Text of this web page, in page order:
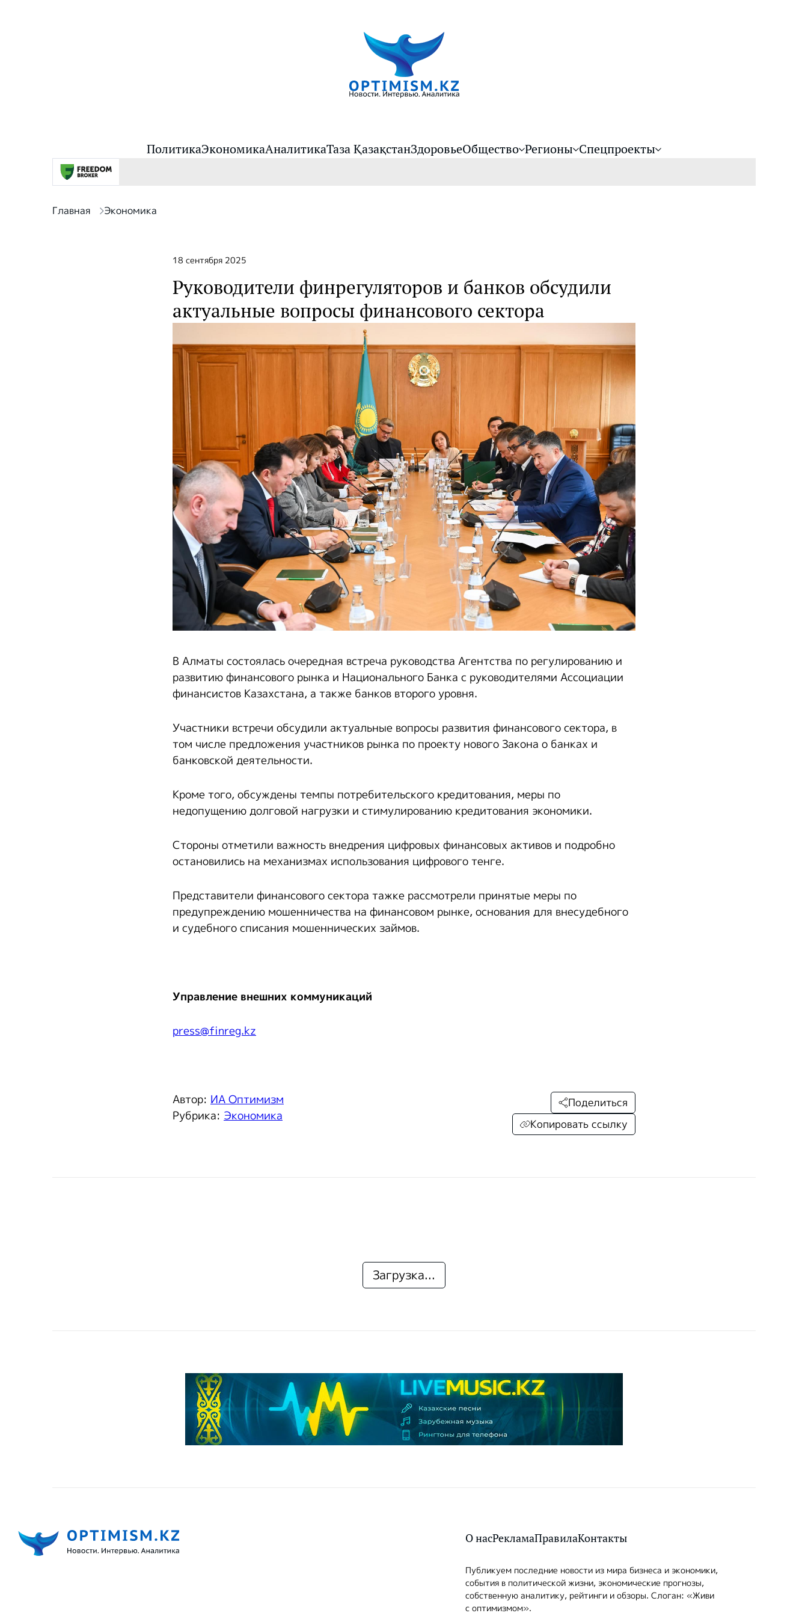
ПолитикаЭкономикаАналитикаТаза ҚазақстанЗдоровьеОбщество Регионы Спецпроекты
Главная Экономика
18 сентября 2025
Руководители финрегуляторов и банков обсудили
актуальные вопросы финансового сектора
В Алматы состоялась очередная встреча руководства Агентства по регулированию и
развитию финансового рынка и Национального Банка с руководителями Ассоциации
финансистов Казахстана, а также банков второго уровня.
Участники встречи обсудили актуальные вопросы развития финансового сектора, в
том числе предложения участников рынка по проекту нового Закона о банках и
банковской деятельности.
Кроме того, обсуждены темпы потребительского кредитования, меры по
недопущению долговой нагрузки и стимулированию кредитования экономики.
Стороны отметили важность внедрения цифровых финансовых активов и подробно
остановились на механизмах использования цифрового тенге.
Представители финансового сектора тажке рассмотрели принятые меры по
предупреждению мошенничества на финансовом рынке, основания для внесудебного
и судебного списания мошеннических займов.
Управление внешних коммуникаций
press@finreg.kz
Автор: ИА Оптимизм
Рубрика: Экономика
Поделиться
Копировать ссылку
Загрузка...
О насРекламаПравилаКонтакты
Публикуем последние новости из мира бизнеса и экономики,
события в политической жизни, экономические прогнозы,
собственную аналитику, рейтинги и обзоры. Слоган: «Живи
с оптимизмом».